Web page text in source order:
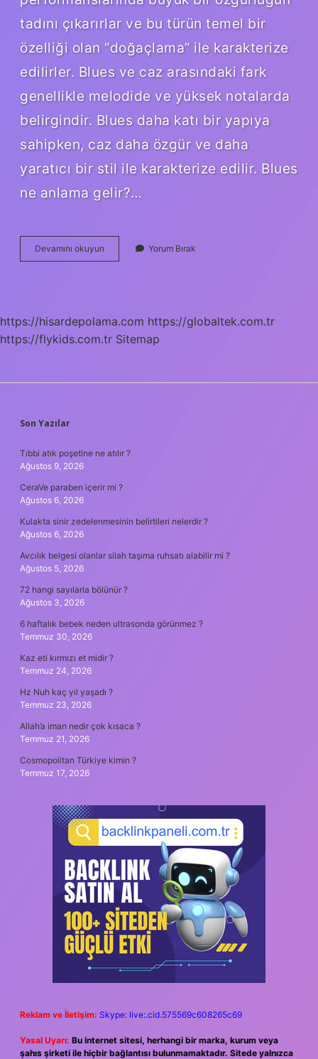
tadını çıkarırlar ve bu türün temel bir
özelliği olan “doğaçlama” ile karakterize
edilirler. Blues ve caz arasındaki fark
genellikle melodide ve yüksek notalarda
belirgindir. Blues daha katı bir yapıya
sahipken, caz daha özgür ve daha
yaratıcı bir stil ile karakterize edilir. Blues
ne anlama gelir?…
Devamını okuyun
Müzik
Yorum Bırak
https://hisardepolama.com https://globaltek.com.tr
https://flykids.com.tr Sitemap
SIDEBAR
Son Yazılar
Tıbbi atık poşetine ne atılır ?
Ağustos 9, 2026
CeraVe paraben içerir mi ?
Ağustos 6, 2026
Kulakta sinir zedelenmesinin belirtileri nelerdir ?
Ağustos 6, 2026
Avcılık belgesi olanlar silah taşıma ruhsatı alabilir mi ?
Ağustos 5, 2026
72 hangi sayılarla bölünür ?
Ağustos 3, 2026
6 haftalık bebek neden ultrasonda görünmez ?
Temmuz 30, 2026
Kaz eti kırmızı et midir ?
Temmuz 24, 2026
Hz Nuh kaç yıl yaşadı ?
Temmuz 23, 2026
Allah’a iman nedir çok kısaca ?
Temmuz 21, 2026
Cosmopolitan Türkiye kimin ?
Temmuz 17, 2026
Reklam ve İletişim: Skype: live:.cid.575569c608265c69
Yasal Uyarı: Bu internet sitesi, herhangi bir marka, kurum veya
şahıs şirketi ile hiçbir bağlantısı bulunmamaktadır. Sitede yalnızca